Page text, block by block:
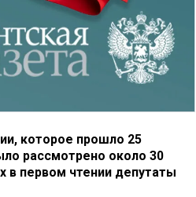
которое прошло 25
рассмотрено около 30
в первом чтении депутаты